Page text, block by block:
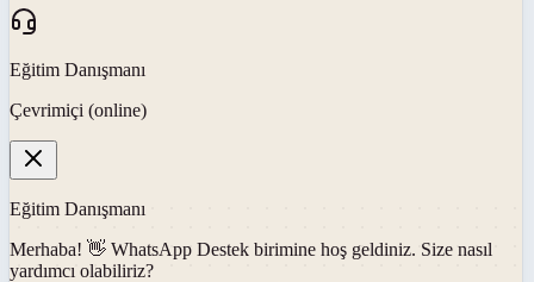
Eğitim Danışmanı
Çevrimiçi (online)
Eğitim Danışmanı
Merhaba! 👋 WhatsApp Destek birimine hoş geldiniz. Size nasıl
yardımcı olabiliriz?